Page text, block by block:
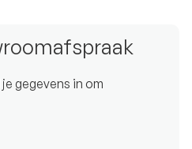
gegevens in om